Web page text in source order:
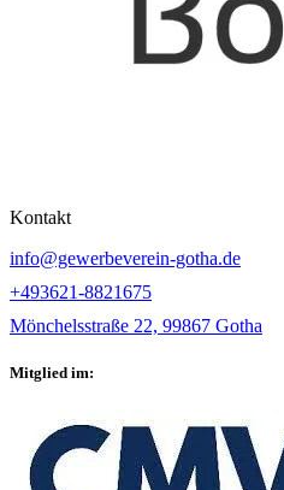
Kontakt
info@gewerbeverein-gotha.de
+493621-8821675
Mönchelsstraße 22, 99867 Gotha
Mitglied im: